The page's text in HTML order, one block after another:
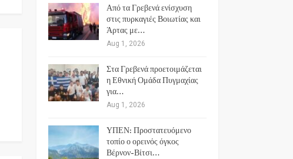
Από τα Γρεβενά ενίσχυση
στις πυρκαγιές Βοιωτίας και
Άρτας με…
Aug 1, 2026
Στα Γρεβενά προετοιμάζεται
η Εθνική Ομάδα Πυγμαχίας
για…
Aug 1, 2026
ΥΠΕΝ: Προστατευόμενο
τοπίο ο ορεινός όγκος
Βέρνον-Βίτσι…